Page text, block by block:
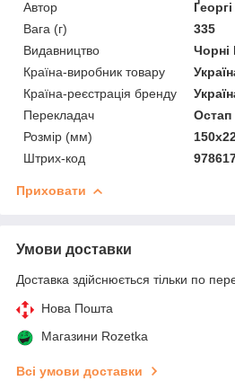
Автор
Вага (г)
335
Видавництво
Чорні
Країна-виробник товару
Країна-реєстрація бренду
Перекладач
Розмір (мм)
Штрих-код
Приховати
Умови доставки
Доставка здійснюється тільки по
Нова Пошта
Магазини Rozetka
Всі умови доставки